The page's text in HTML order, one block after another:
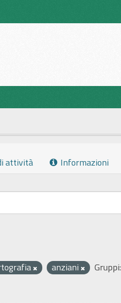
attività Informazioni
anziani
Gruppi: